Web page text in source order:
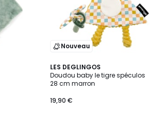
Nouveau
LES DEGLINGOS
Doudou baby le tigre spéculos
28 cm marron
19,90 €
3
Couleurs